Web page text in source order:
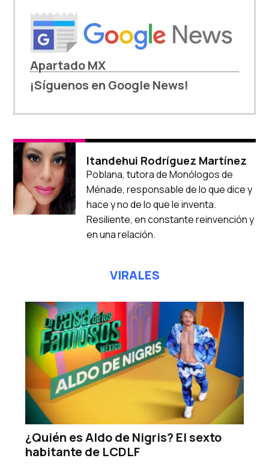
Apartado MX
¡Síguenos en Google News!
Itandehui Rodríguez Martínez
Poblana, tutora de Monólogos de
Ménade, responsable de lo que dice y
hace y no de lo que le inventa.
Resiliente, en constante reinvención y
en una relación.
VIRALES
¿Quién es Aldo de Nigris? El sexto
habitante de LCDLF